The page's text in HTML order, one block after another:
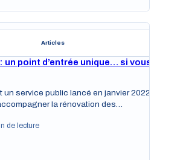
Articles
un point d’entrée unique… si vous
un service public lancé en janvier 2022
la rénovation des…
de lecture